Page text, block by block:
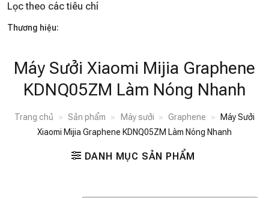
Lọc theo các tiêu chí
Thương hiệu:
Máy Sưởi Xiaomi Mijia Graphene
KDNQ05ZM Làm Nóng Nhanh
Trang chủ » Sản phẩm » Máy sưởi » Graphene »
Máy Sưởi
Xiaomi Mijia Graphene KDNQ05ZM Làm Nóng Nhanh
DANH MỤC SẢN PHẨM